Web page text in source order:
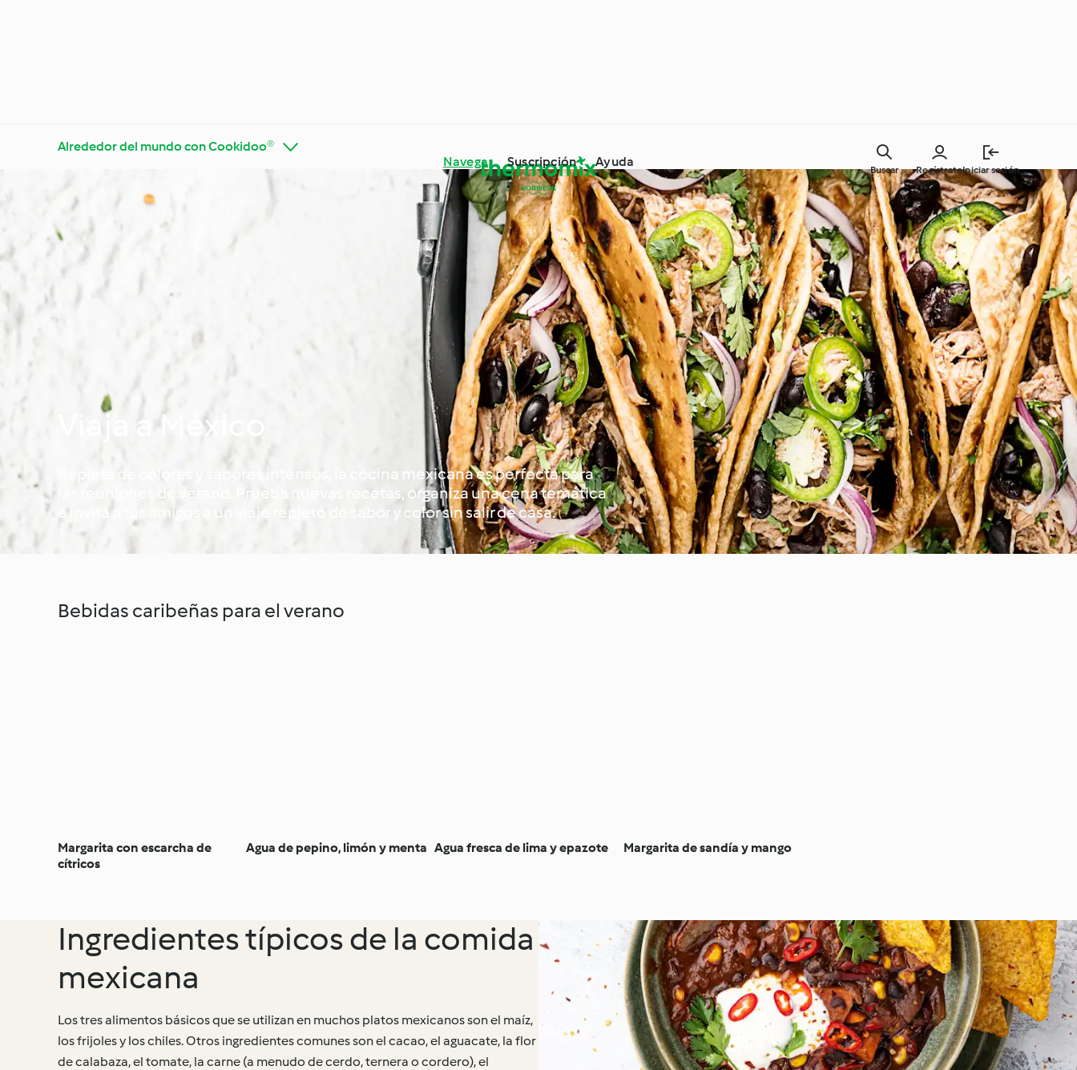
Navega Suscripción Ayuda
RegístrateIniciar sesión
Buscar
Alrededor del mundo con Cookidoo®
Descubre Cookidoo®
Thermomix® Trucos y
Ingrediente destacado Cocina del día a día
Ocasiones especiales
Alrededor del mundo con
Cookidoo®
Clases de cocina con
Cookidoo®
Viaja a México
Repleta de colores y sabores intensos, la cocina mexicana es perfecta para
las reuniones de verano. Prueba nuevas recetas, organiza una cena temática
e invita a tus amigos a un viaje repleto de sabor y color sin salir de casa.
Bebidas caribeñas para el verano
Margarita con escarcha de
cítricos
Agua de pepino, limón y menta Agua fresca de lima y epazote Margarita de sandía y mango
Ingredientes típicos de la comida
mexicana
Los tres alimentos básicos que se utilizan en muchos platos mexicanos son el maíz,
los frijoles y los chiles. Otros ingredientes comunes son el cacao, el aguacate, la flor
de calabaza, el tomate, la carne (a menudo de cerdo, ternera o cordero), el